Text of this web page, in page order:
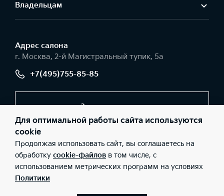
Владельцам
Адрес салонa
г. Москва, 2-й Магистральный тупик, 5а
+7(495)755-85-85
Заказать звонок
© 2026 Юридические лица АО «РОЛЬФ», Филиал «Центр»
(Фактический адрес: г. Москва, 2-й Магистральный тупик, 5а;
Телефон: +7(495)755-85-85; ИНН: 5047254063; ОГРН:
1215000076279), ООО «Киа Россия и СНГ» (Фактический адрес:
г.Москва, Валовая 26; Телефон: 8 800 301 08 80; ИНН:
7728674093; ОГРН: 5087746291760) ведут деятельность на
Для оптимальной работы сайта используются
cookie
Продолжая использовать сайт, вы соглашаетесь на
обработку cookie-файлов в том числе, с
использованием метрических программ на условиях
Политики